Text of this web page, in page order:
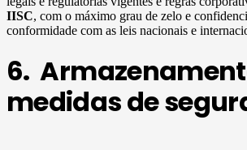
IISC, com o máximo grau de zelo e
conformidade com as leis nacionais e
6.
medidas de